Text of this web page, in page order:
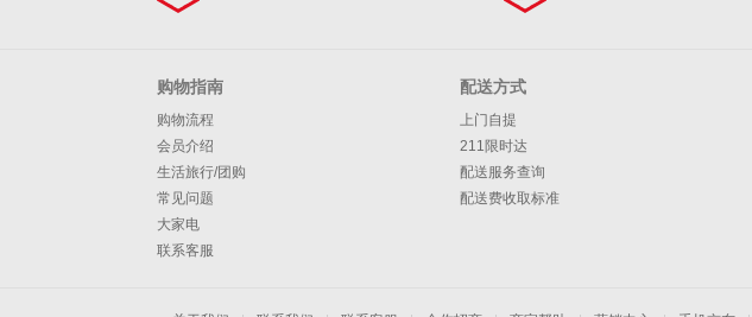
购物指南
购物流程
会员介绍
生活旅行/团购
常见问题
大家电
联系客服
配送方式
上门自提
211限时达
配送服务查询
配送费收取标准